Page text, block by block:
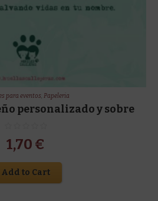
para eventos, Papeleria
personalizado y sobre
1,70 €
Add to Cart